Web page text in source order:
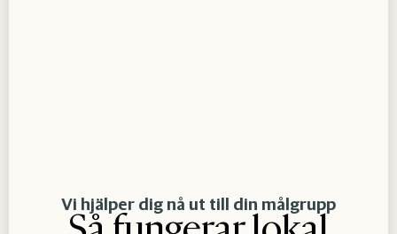
Vi hjälper dig nå ut till din målgrupp